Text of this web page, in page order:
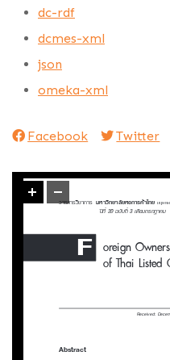
dc-rdf
dcmes-xml
json
omeka-xml
Facebook Twitter